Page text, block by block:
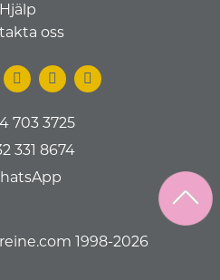
Hjälp
oss
703 3725
331 8674
1998-2026